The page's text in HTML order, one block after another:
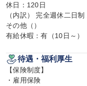
休日：120日
（内訳） 完全週休二日
その他（）
有給休暇：有（10日～）
待遇・福利厚生
【保険制度】
・雇用保険